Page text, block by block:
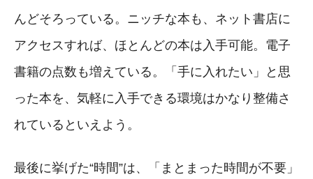
んどそろっている。ニッチな本も、ネット書店に
アクセスすれば、ほとんどの本は入手可能。電子
書籍の点数も増えている。「手に入れたい」と思
った本を、気軽に入手できる環境はかなり整備さ
れているといえよう。
最後に挙げた“時間”は、「まとまった時間が不要」